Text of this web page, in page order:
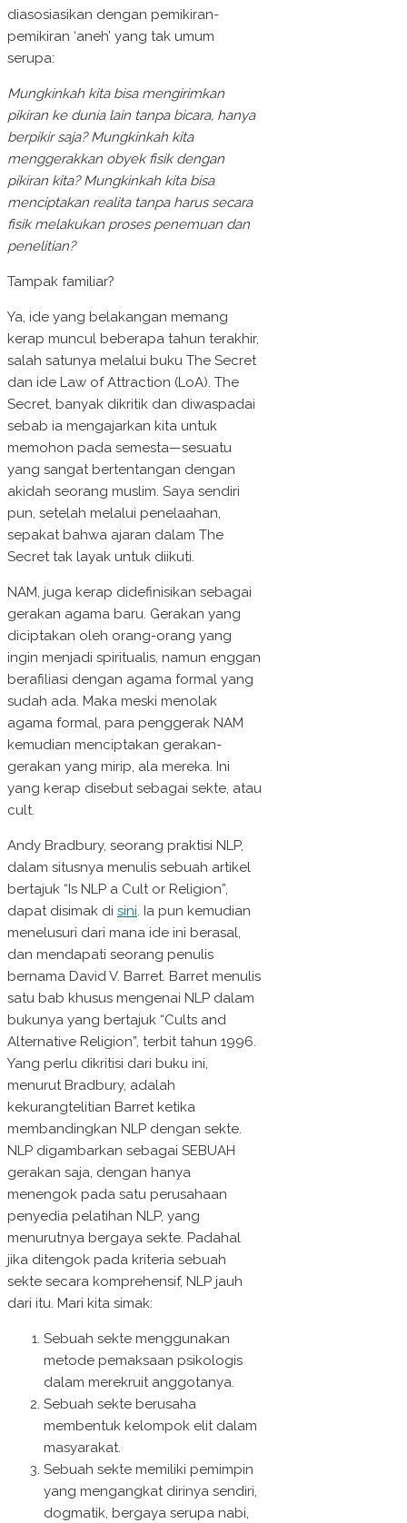
diasosiasikan dengan pemikiran-
pemikiran ‘aneh’ yang tak umum
serupa:
Mungkinkah kita bisa mengirimkan
pikiran ke dunia lain tanpa bicara, hanya
berpikir saja? Mungkinkah kita
menggerakkan obyek fisik dengan
pikiran kita? Mungkinkah kita bisa
menciptakan realita tanpa harus secara
fisik melakukan proses penemuan dan
penelitian?
Tampak familiar?
Ya, ide yang belakangan memang
kerap muncul beberapa tahun terakhir,
salah satunya melalui buku The Secret
dan ide Law of Attraction (LoA). The
Secret, banyak dikritik dan diwaspadai
sebab ia mengajarkan kita untuk
memohon pada semesta—sesuatu
yang sangat bertentangan dengan
akidah seorang muslim. Saya sendiri
pun, setelah melalui penelaahan,
sepakat bahwa ajaran dalam The
Secret tak layak untuk diikuti.
NAM, juga kerap didefinisikan sebagai
gerakan agama baru. Gerakan yang
diciptakan oleh orang-orang yang
ingin menjadi spiritualis, namun enggan
berafiliasi dengan agama formal yang
sudah ada. Maka meski menolak
agama formal, para penggerak NAM
kemudian menciptakan gerakan-
gerakan yang mirip, ala mereka. Ini
yang kerap disebut sebagai sekte, atau
cult.
Andy Bradbury, seorang praktisi NLP,
dalam situsnya menulis sebuah artikel
bertajuk “Is NLP a Cult or Religion”,
dapat disimak di sini. Ia pun kemudian
menelusuri dari mana ide ini berasal,
dan mendapati seorang penulis
bernama David V. Barret. Barret menulis
satu bab khusus mengenai NLP dalam
bukunya yang bertajuk “Cults and
Alternative Religion”, terbit tahun 1996.
Yang perlu dikritisi dari buku ini,
menurut Bradbury, adalah
kekurangtelitian Barret ketika
membandingkan NLP dengan sekte.
NLP digambarkan sebagai SEBUAH
gerakan saja, dengan hanya
menengok pada satu perusahaan
penyedia pelatihan NLP, yang
menurutnya bergaya sekte. Padahal
jika ditengok pada kriteria sebuah
sekte secara komprehensif, NLP jauh
dari itu. Mari kita simak:
Sebuah sekte menggunakan
metode pemaksaan psikologis
dalam merekruit anggotanya.
Sebuah sekte berusaha
membentuk kelompok elit dalam
masyarakat.
Sebuah sekte memiliki pemimpin
yang mengangkat dirinya sendiri,
dogmatik, bergaya serupa nabi,